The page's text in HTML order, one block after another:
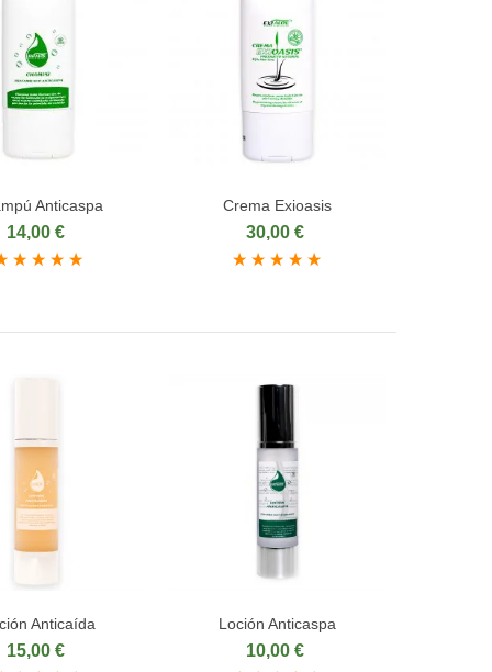
al carrito
Anticaspa
14,00 €
Añadir al carrito
Crema Exioasis
30,00 €
al carrito
Anticaída
15,00 €
Añadir al carrito
Loción Anticaspa
10,00 €